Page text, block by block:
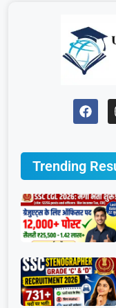
Trending